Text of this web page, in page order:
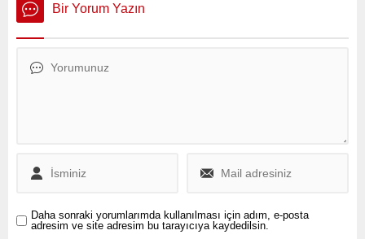
14-18 yaşları arasında
değişen 5 Alman uyruklu
genç şüpheli gözaltına
gerektiğidir. Uzmanlar,
Bir Yorum Yazın
Daha sonraki yorumlarımda kullanılması için adım, e-posta
adresim ve site adresim bu tarayıcıya kaydedilsin.